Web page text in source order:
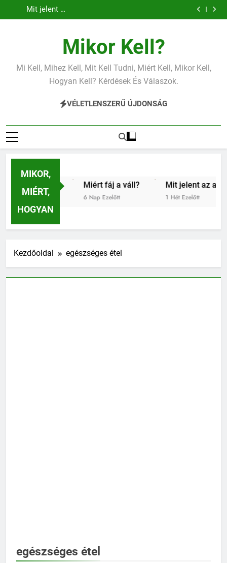
a
vérnyomás?
alacsony vas?
Mit jelent az
alacsony
Mikor Kell?
Mi Kell, Mihez Kell, Mit Kell Tudni, Miért Kell, Mikor Kell,
Hogyan Kell? Kérdések És Válaszok.
VÉLETLENSZERŰ ÚJDONSÁG
MIKOR,
MIÉRT,
HOGYAN
Miért fáj a váll?
6 Nap Ezelőtt
Mit jelent az alacsony
Kezdőoldal egészséges étel
egészséges étel